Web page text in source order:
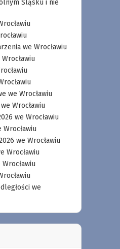
Śląsku i nie
we Wrocławiu
we Wrocławiu
Wrocławiu
we Wrocławiu
we Wrocławiu
Wrocławiu
we